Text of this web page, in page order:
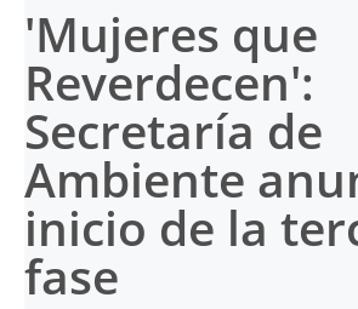
'Mujeres que
Reverdecen':
Secretaría de
Ambiente
inicio de la
fase